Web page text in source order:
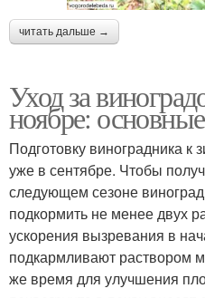
читать дальше →
Уход за
ноябре:
Подготовку виноградника
уже в сентябре. Чтобы
следующем сезоне
подкормить не менее двух
ускорения вызревания в
подкармливают раствором
же время для улучшения